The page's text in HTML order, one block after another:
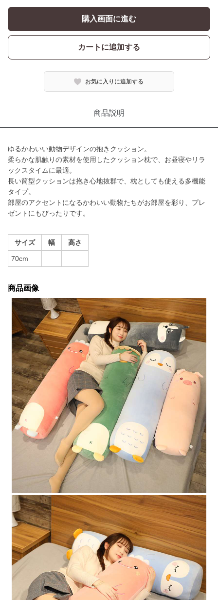
購入画面に進む
カートに追加する
お気に入りに追加する
商品説明
ゆるかわいい動物デザインの抱きクッション。
柔らかな肌触りの素材を使用したクッション枕で、お昼寝やリラ
ックスタイムに最適。
長い筒型クッションは抱き心地抜群で、枕としても使える多機能
タイプ。
部屋のアクセントになるかわいい動物たちがお部屋を彩り、プレ
ゼントにもぴったりです。
サイズ 幅 高さ
70cm
商品画像